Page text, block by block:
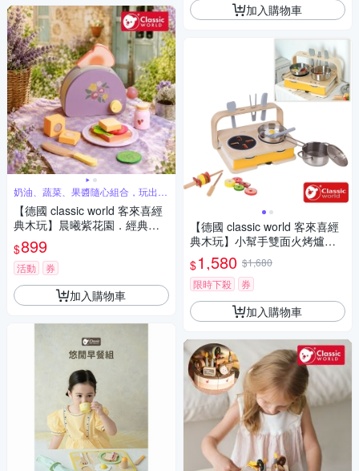
奶油、蔬菜、果醬隨心組合，玩出早
餐配對
【德國 classic world 客來喜經
典木玩】晨曦紫花園．經典木
製烤麵包機《50640》
$899
活動 券
加入購物車
加入購物車
【德國 classic world 客來喜經
典木玩】小幫手雙面火烤爐《5
3863》
$1,580 $1,680
限時下殺
券
加入購物車